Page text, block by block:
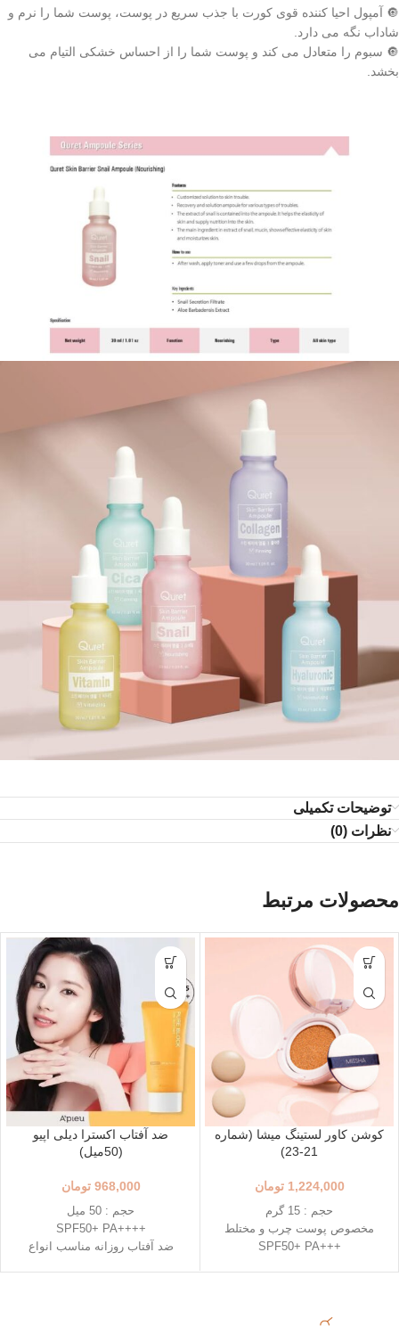
🔘 آمپول احیا کننده قوی کورت با جذب سریع در پوست، پوست شما را نرم و
شاداب نگه می دارد.
🔘 سبوم را متعادل می کند و پوست شما را از احساس خشکی التیام می
بخشد.
توضیحات تکمیلی
نظرات (0)
محصولات مرتبط
کوشن کاور لستینگ میشا (شماره
21-23)
1,224,000 تومان
حجم : 15 گرم
مخصوص پوست چرب و مختلط
+++SPF50+ PA
قابل حمل
ضد آفتاب اکسترا دیلی اپیو
(50میل)
968,000 تومان
حجم : 50 میل
++++SPF50+ PA
ضد آفتاب روزانه مناسب انواع